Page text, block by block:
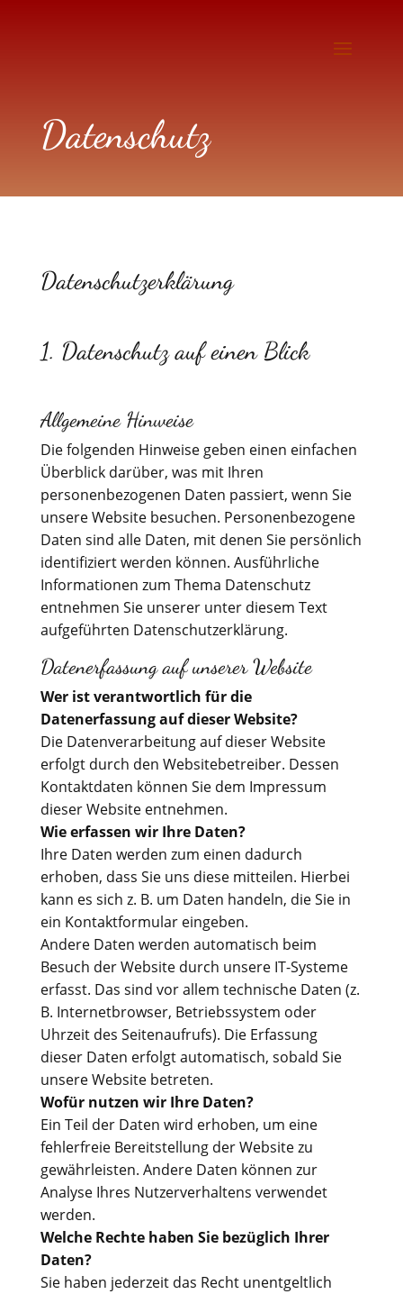
Datenschutz
Datenschutzerklärung
1. Datenschutz auf einen Blick
Allgemeine Hinweise
Die folgenden Hinweise geben einen einfachen
Überblick darüber, was mit Ihren
personenbezogenen Daten passiert, wenn Sie
unsere Website besuchen. Personenbezogene
Daten sind alle Daten, mit denen Sie persönlich
identifiziert werden können. Ausführliche
Informationen zum Thema Datenschutz
entnehmen Sie unserer unter diesem Text
aufgeführten Datenschutzerklärung.
Datenerfassung auf unserer Website
Wer ist verantwortlich für die
Datenerfassung auf dieser Website?
Die Datenverarbeitung auf dieser Website
erfolgt durch den Websitebetreiber. Dessen
Kontaktdaten können Sie dem Impressum
dieser Website entnehmen.
Wie erfassen wir Ihre Daten?
Ihre Daten werden zum einen dadurch
erhoben, dass Sie uns diese mitteilen. Hierbei
kann es sich z. B. um Daten handeln, die Sie in
ein Kontaktformular eingeben.
Andere Daten werden automatisch beim
Besuch der Website durch unsere IT-Systeme
erfasst. Das sind vor allem technische Daten (z.
B. Internetbrowser, Betriebssystem oder
Uhrzeit des Seitenaufrufs). Die Erfassung
dieser Daten erfolgt automatisch, sobald Sie
unsere Website betreten.
Wofür nutzen wir Ihre Daten?
Ein Teil der Daten wird erhoben, um eine
fehlerfreie Bereitstellung der Website zu
gewährleisten. Andere Daten können zur
Analyse Ihres Nutzerverhaltens verwendet
werden.
Welche Rechte haben Sie bezüglich Ihrer
Daten?
Sie haben jederzeit das Recht unentgeltlich